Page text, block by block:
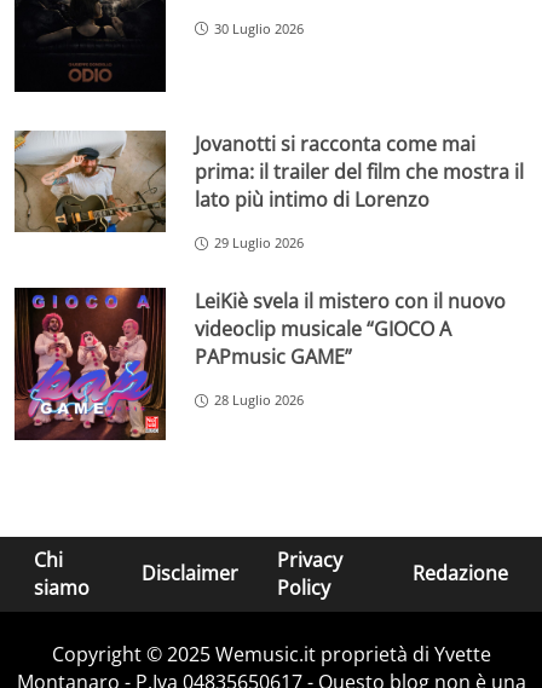
30 Luglio 2026
Jovanotti si racconta come mai
prima: il trailer del film che mostra il
lato più intimo di Lorenzo
29 Luglio 2026
LeiKiè svela il mistero con il nuovo
videoclip musicale “GIOCO A
PAPmusic GAME”
28 Luglio 2026
Chi
siamo
Disclaimer
Privacy
Policy
Redazione
Copyright © 2025 Wemusic.it proprietà di Yvette
Montanaro - P.Iva 04835650617 - Questo blog non è una